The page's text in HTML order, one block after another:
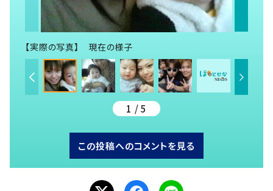
【実際の写真】 現在の様子
1 / 5
この投稿へのコメントを見る